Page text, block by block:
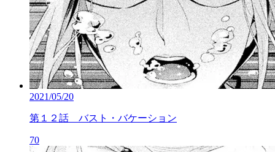
2021/05/20
第１２話 バスト・バケーション
70